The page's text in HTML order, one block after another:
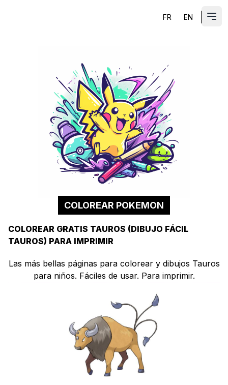
FR EN ES
COLOREAR POKEMON
COLOREAR GRATIS TAUROS (DIBUJO FÁCIL
TAUROS) PARA IMPRIMIR
Las más bellas páginas para colorear y dibujos Tauros
para niños. Fáciles de usar. Para imprimir.